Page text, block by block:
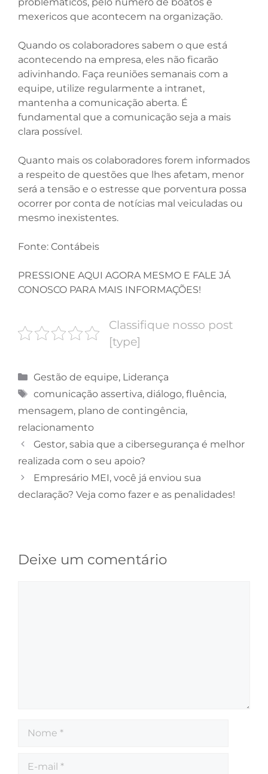
mexericos que acontecem na organização.
Quando os colaboradores sabem o que está
acontecendo na empresa, eles não ficarão
adivinhando. Faça reuniões semanais com a
equipe, utilize regularmente a intranet,
mantenha a comunicação aberta. É
fundamental que a comunicação seja a mais
clara possível.
Quanto mais os colaboradores forem informados
a respeito de questões que lhes afetam, menor
será a tensão e o estresse que porventura possa
ocorrer por conta de notícias mal veiculadas ou
mesmo inexistentes.
Fonte: Contábeis
PRESSIONE AQUI AGORA MESMO E FALE JÁ
CONOSCO PARA MAIS INFORMAÇÕES!
Classifique nosso post
[type]
Gestão de equipe, Liderança
comunicação assertiva, diálogo, fluência,
mensagem, plano de contingência,
relacionamento
Gestor, sabia que a cibersegurança é melhor
realizada com o seu apoio?
Empresário MEI, você já enviou sua
declaração? Veja como fazer e as penalidades!
Deixe um comentário